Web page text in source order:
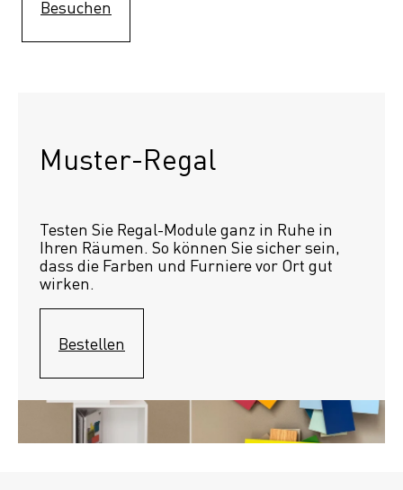
Besuchen
Muster-Regal
Testen Sie Regal-Module ganz in Ruhe in
Ihren Räumen. So können Sie sicher sein,
dass die Farben und Furniere vor Ort gut
wirken.
Bestellen